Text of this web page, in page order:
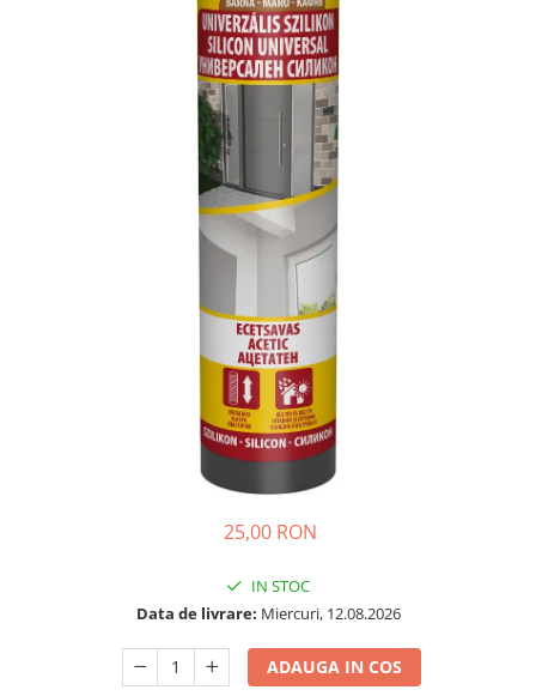
25,00 RON
IN STOC
Data de livrare: Miercuri, 12.08.2026
ADAUGA IN COS